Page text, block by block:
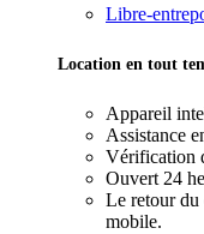
Libre-
Location en tout
Appareil
Assistance
Vérification
Ouvert 24
Le retour du
mobile.